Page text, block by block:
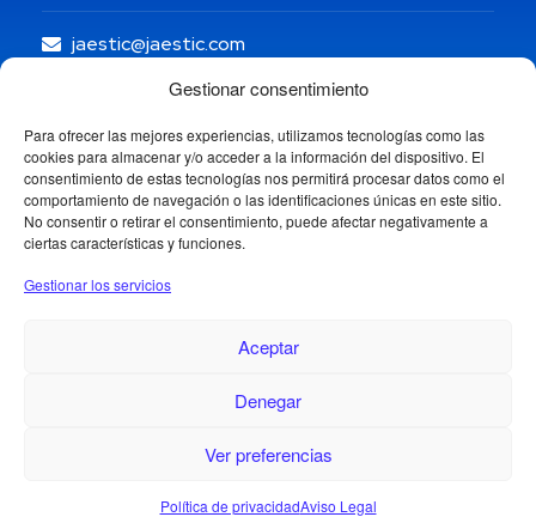
Gestionar consentimiento
Para ofrecer las mejores experiencias, utilizamos tecnologías como las
cookies para almacenar y/o acceder a la información del dispositivo. El
consentimiento de estas tecnologías nos permitirá procesar datos como el
comportamiento de navegación o las identificaciones únicas en este sitio.
No consentir o retirar el consentimiento, puede afectar negativamente a
ciertas características y funciones.
Gestionar los servicios
Aceptar
Denegar
Ver preferencias
Política de privacidadAviso Legal
jaestic@jaestic.com
Copyright © 2024 Jaestic S.L. Todos los derechos
¿Necesitas ayuda?